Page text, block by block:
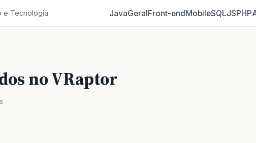
e Tecnologia JavaGeralFront‑endMobileSQLJSPHP
no VRaptor